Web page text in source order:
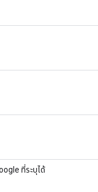
ที่ระบุได้